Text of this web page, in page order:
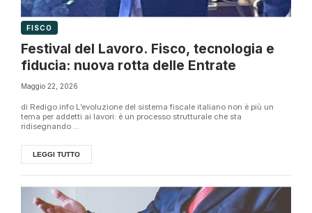
FISCO
Festival del Lavoro. Fisco, tecnologia e
fiducia: nuova rotta delle Entrate
Maggio 22, 2026
di Redigo.info L’evoluzione del sistema fiscale italiano non è più un
tema per addetti ai lavori: è un processo strutturale che sta
ridisegnando ...
LEGGI TUTTO